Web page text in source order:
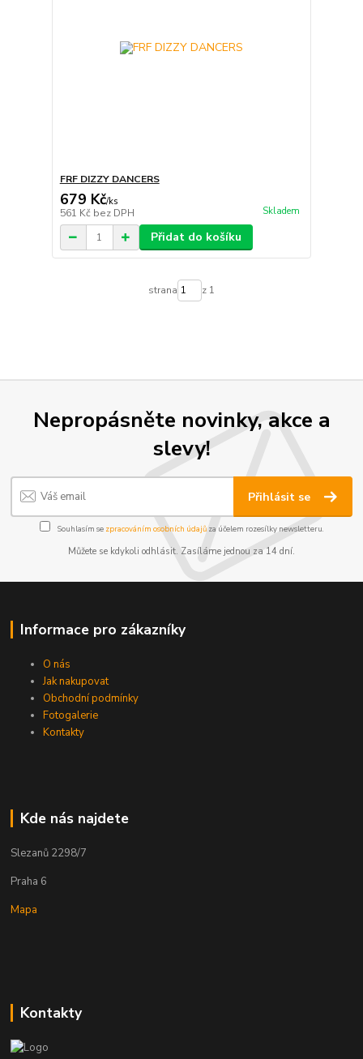
FRF DIZZY DANCERS
679 Kč/ks
561 Kč bez DPH Skladem
Přidat do košíku
strana z 1
Nepropásněte novinky, akce a
slevy!
Přihlásit se
Souhlasím se zpracováním osobních údajůza účelem rozesílky newsletteru.
Můžete se kdykoli odhlásit. Zasíláme jednou za 14 dní.
Informace pro zákazníky
O nás
Jak nakupovat
Obchodní podmínky
Fotogalerie
Kontakty
Kde nás najdete
Slezanů 2298/7
Praha 6
Mapa
Kontakty